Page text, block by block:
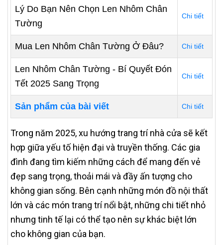
Lý Do Bạn Nên Chọn Len Nhôm Chân
Tường
Chi tiết
Mua Len Nhôm Chân Tường Ở Đâu? Chi tiết
Len Nhôm Chân Tường - Bí Quyết Đón
Tết 2025 Sang Trọng
Chi tiết
Sản phẩm của bài viết Chi tiết
Trong năm 2025, xu hướng trang trí nhà cửa sẽ kết
hợp giữa yếu tố hiện đại và truyền thống. Các gia
đình đang tìm kiếm những cách để mang đến vẻ
đẹp sang trọng, thoải mái và đầy ấn tượng cho
không gian sống. Bên cạnh những món đồ nội thất
lớn và các món trang trí nổi bật, những chi tiết nhỏ
nhưng tinh tế lại có thể tạo nên sự khác biệt lớn
cho không gian của bạn.